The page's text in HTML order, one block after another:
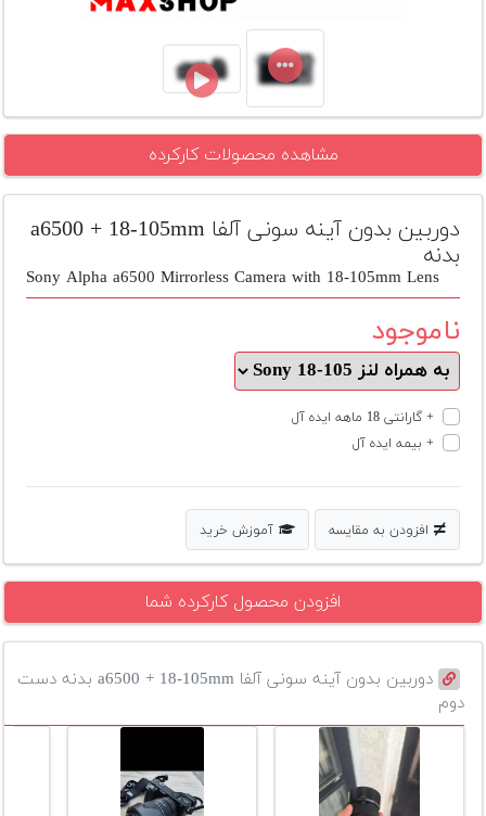
افزودن
دست
دوم
لیست
قیمت
دوربین
بله
مشاهده محصولات کارکرده
دوربین بدون آینه سونی آلفا a6500 + 18-105mm
بدنه
Sony Alpha a6500 Mirrorless Camera with 18-105mm Lens
ناموجود
+ گارانتی 18 ماهه ایده آل
+ بیمه ایده آل
افزودن به مقایسه آموزش خرید
افزودن محصول کارکرده شما
دوربین بدون آینه سونی آلفا a6500 + 18-105mm بدنه دست
دوم